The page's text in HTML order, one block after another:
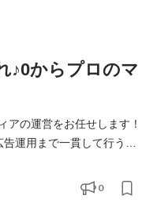
♪0からプロのマ
運用まで一貫して行う、
を伝えるためのコピーライ
0